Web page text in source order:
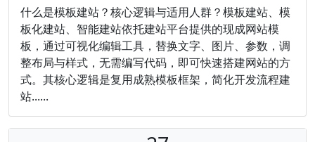
什么是模板建站？核心逻辑与适用人群？模板建站、模
板化建站、智能建站依托建站平台提供的现成网站模
板，通过可视化编辑工具，替换文字、图片、参数，调
整布局与样式，无需编写代码，即可快速搭建网站的方
式。其核心逻辑是复用成熟模板框架，简化开发流程建
站......